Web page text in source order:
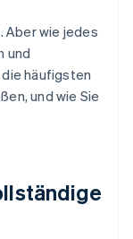
Aber wie jedes
und
häufigsten
und wie Sie